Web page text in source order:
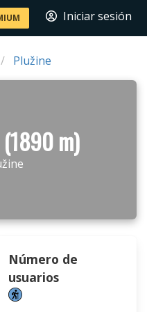
Iniciar sesión
Plužine
m)
Número de
usuarios